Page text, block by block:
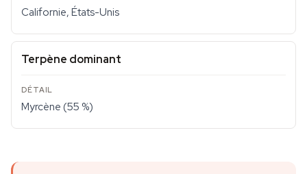
Californie, États-Unis
Terpène dominant
Myrcène (55 %)